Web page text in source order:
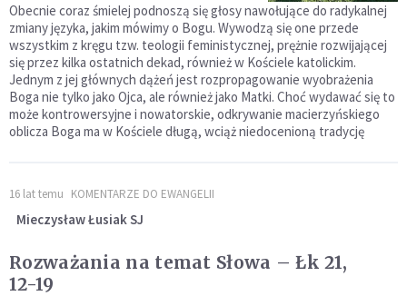
Obecnie coraz śmielej podnoszą się głosy nawołujące do radykalnej
zmiany języka, jakim mówimy o Bogu. Wywodzą się one przede
wszystkim z kręgu tzw. teologii feministycznej, prężnie rozwijającej
się przez kilka ostatnich dekad, również w Kościele katolickim.
Jednym z jej głównych dążeń jest rozpropagowanie wyobrażenia
Boga nie tylko jako Ojca, ale również jako Matki. Choć wydawać się to
może kontrowersyjne i nowatorskie, odkrywanie macierzyńskiego
oblicza Boga ma w Kościele długą, wciąż niedocenioną tradycję
16 lat temu KOMENTARZE DO EWANGELII
Mieczysław Łusiak SJ
Rozważania na temat Słowa – Łk 21,
12-19